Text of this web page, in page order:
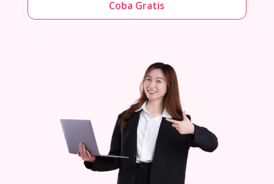
Coba Gratis